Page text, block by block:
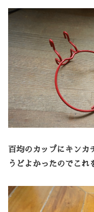
百均のカップにキンカ
うどよかったのでこれ